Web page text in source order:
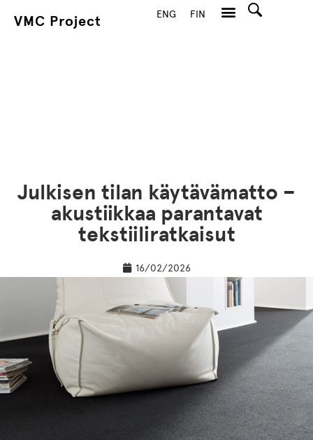
VMC Project ENG FIN
Julkisen tilan käytävämatto –
akustiikkaa parantavat
tekstiiliratkaisut
16/02/2026